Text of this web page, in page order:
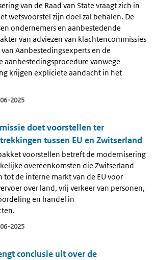
van de Raad van State vraagt zich in
wetsvoorstel zijn doel zal behalen. De
ondernemers en aanbestedende
van adviezen van klachtencommissies
Aanbestedingsexperts en de
aanbestedingsprocedure vanwege
krijgen expliciete aandacht in het
2025
doet voorstellen ter
tussen EU en Zwitserland
voorstellen betreft de modernisering
overeenkomsten die Zwitserland
tot de interne markt van de EU voor
over land, vrij verkeer van personen,
en handel in
2025
conclusie uit over de